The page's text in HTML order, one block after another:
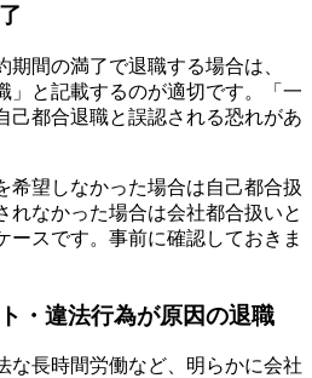
間の満了で退職する場合は、
」と記載するのが適切です。「一
己都合退職と誤認される恐れがあ
希望しなかった場合は自己都合扱
れなかった場合は会社都合扱いと
ースです。事前に確認しておきま
・違法行為が原因の退職
な長時間労働など、明らかに会社